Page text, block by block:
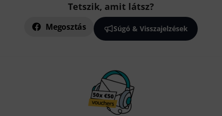
Tetszik, amit látsz?
Megosztás Súgó & Visszajelzések